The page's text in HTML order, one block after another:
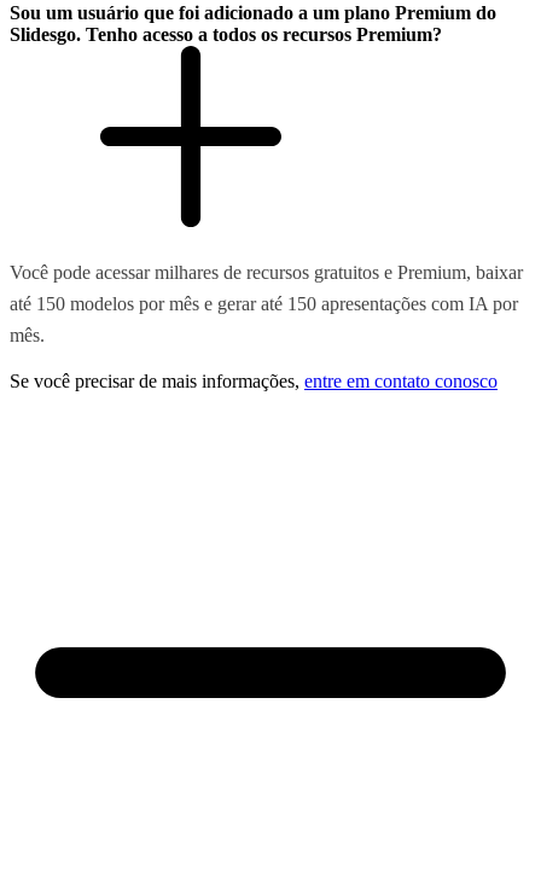
Sou um usuário que foi adicionado a um plano Premium do
Slidesgo. Tenho acesso a todos os recursos Premium?
Você pode acessar milhares de recursos gratuitos e Premium, baixar
até 150 modelos por mês e gerar até 150 apresentações com IA por
mês.
Se você precisar de mais informações, entre em contato conosco